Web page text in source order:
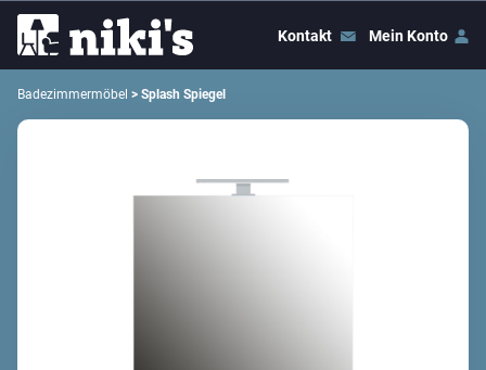
Kontakt Mein Konto
Badezimmermöbel > Splash Spiegel